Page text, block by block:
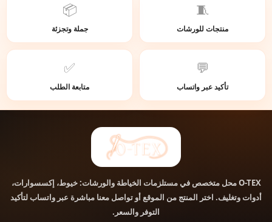
🧵
منتجات للورشات
📦
جملة وتجزئة
💬
تأكيد عبر واتساب
✅
متابعة الطلب
O-TEXمحل متخصص في مستلزمات الخياطة والورشات: خيوط، إكسسوارات،
أدوات وتغليف. اختر المنتج من الموقع أو تواصل معنا مباشرة عبر واتساب لتأكيد
التوفر والسعر.